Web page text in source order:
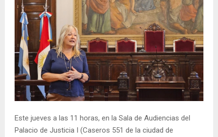
Este jueves a las 11 horas, en la Sala de Audiencias del
Palacio de Justicia I (Caseros 551 de la ciudad de